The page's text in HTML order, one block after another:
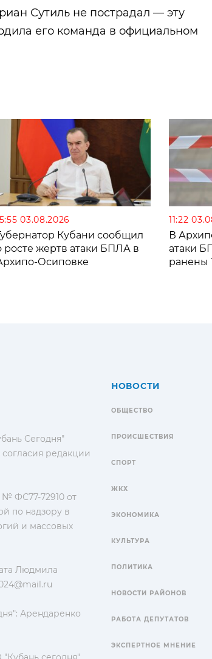
Сутиль не пострадал — эту
его команда в официальном
03.08.2026
Кубани сообщил
росте жертв атаки БПЛА в
Осиповке
11:22
В
атаки
ранены
Сегодня"
редакции
ФС77-72910 от
по надзору в
и массовых
Людмила
Арендаренко
НОВОСТИ
ОБЩЕСТВО
ПРОИСШЕСТВИЯ
СПОРТ
ЖКХ
ЭКОНОМИКА
КУЛЬТУРА
ПОЛИТИКА
НОВОСТИ РАЙОНОВ
РАБОТА ДЕПУТАТОВ
ЭКСПЕРТНОЕ МНЕНИЕ